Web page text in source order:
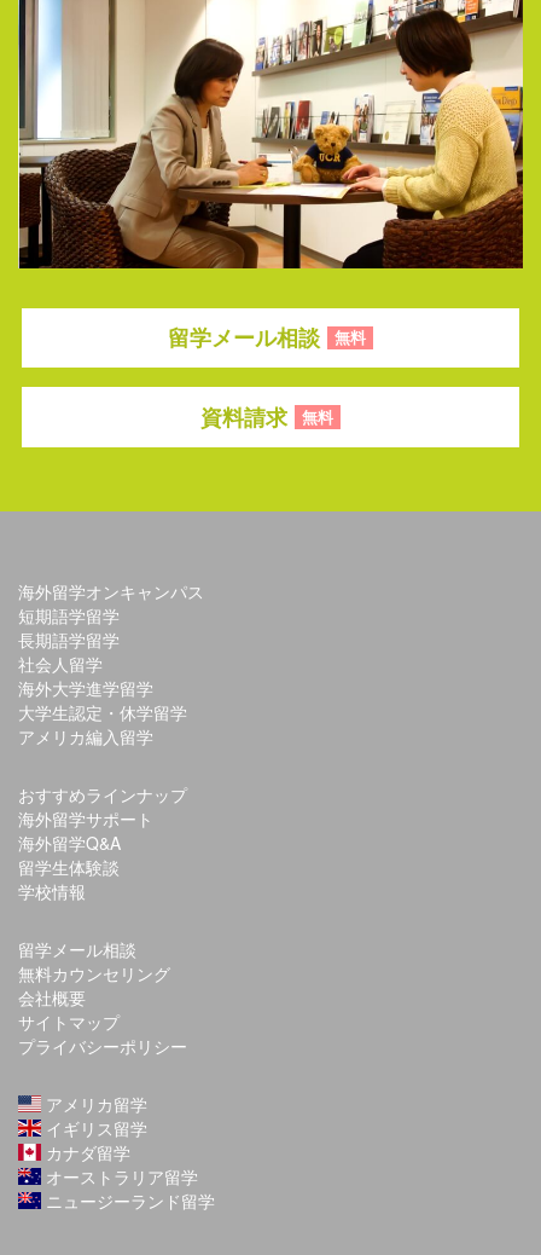
留学メール相談 無料
資料請求 無料
海外留学オンキャンパス
短期語学留学
長期語学留学
社会人留学
海外大学進学留学
大学生認定・休学留学
アメリカ編入留学
おすすめラインナップ
海外留学サポート
海外留学Q&A
留学生体験談
学校情報
留学メール相談
無料カウンセリング
会社概要
サイトマップ
プライバシーポリシー
アメリカ留学
イギリス留学
カナダ留学
オーストラリア留学
ニュージーランド留学